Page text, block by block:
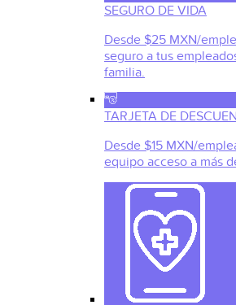
SEGURO DE VIDA
Desde $25 MXN/
seguro a tus
familia.
TARJETA DE
Desde $15 MXN/
equipo acceso a más